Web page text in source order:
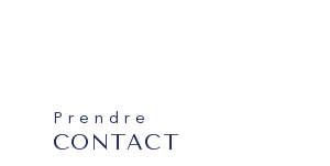
Prendre
CONTACT